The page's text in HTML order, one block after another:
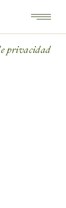
privacidad